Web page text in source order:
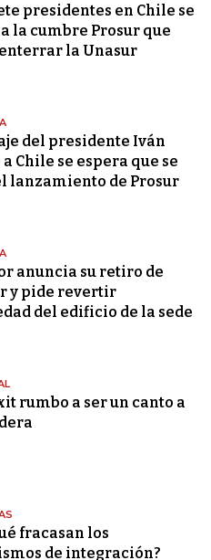
presidentes en Chile se
la cumbre Prosur que
la Unasur
del presidente Iván
a Chile se espera que se
lanzamiento de Prosur
anuncia su retiro de
y pide revertir
del edificio de la sede
rumbo a ser un canto a
fracasan los
de integración?